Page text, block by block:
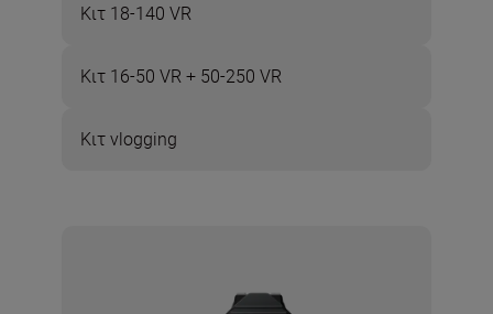
Κιτ 18-140 VR
Κιτ 16-50 VR + 50-250 VR
Κιτ vlogging